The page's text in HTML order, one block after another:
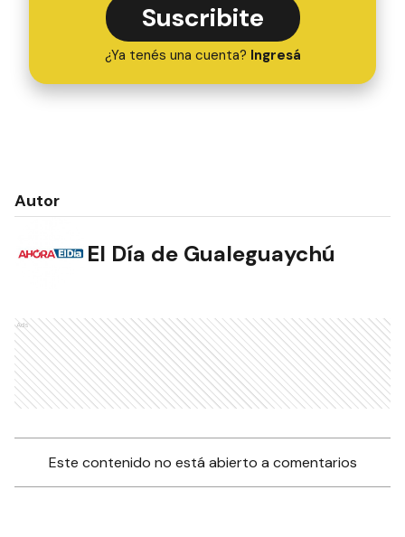
Suscribite
¿Ya tenés una cuenta? Ingresá
Autor
El Día de Gualeguaychú
Ads
Este contenido no está abierto a comentarios